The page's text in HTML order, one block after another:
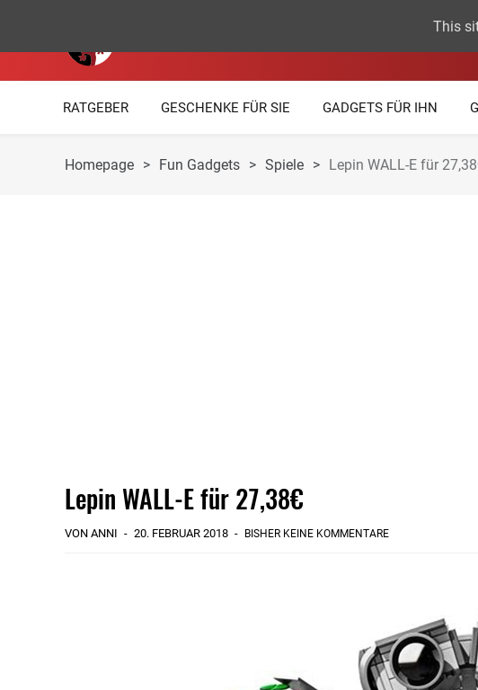
RATGEBER GESCHENKE FÜR SIE GADGETS FÜR IHN
Homepage > Fun Gadgets > Spiele > Lepin WALL-E für
Lepin WALL-E für 27,38€
VON ANNI 20. FEBRUAR 2018 BISHER KEINE KOMMENTARE
This